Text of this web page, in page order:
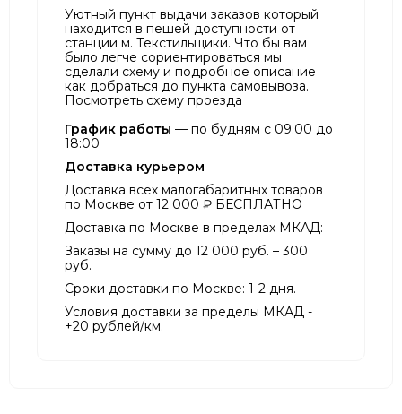
Уютный пункт выдачи заказов который
находится в пешей доступности от
станции м. Текстильщики. Что бы вам
было легче сориентироваться мы
сделали схему и подробное описание
как добраться до пункта самовывоза.
Посмотреть схему проезда
График работы — по будням с 09:00 до
18:00
Доставка курьером
Доставка всех малогабаритных товаров
по Москве от 12 000 ₽ БЕСПЛАТНО
Доставка по Москве в пределах МКАД:
Заказы на сумму до 12 000 руб. – 300
руб.
Сроки доставки по Москве: 1-2 дня.
Условия доставки за пределы МКАД -
+20 рублей/км.